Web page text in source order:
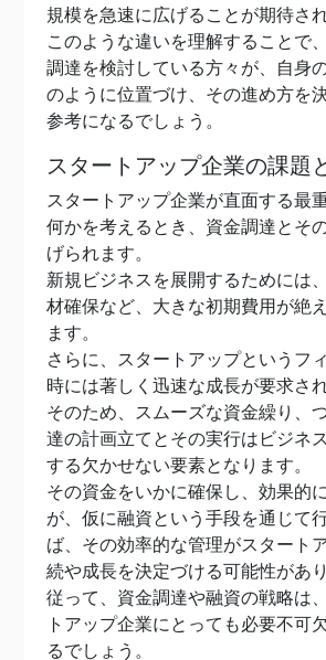
規模を急速に広げることが期待され
このような違いを理解することで
調達を検討している方々が、自身
のように位置づけ、その進め方を
参考になるでしょう。
スタートアップ企業の課題
スタートアップ企業が直面する最
何かを考えるとき、資金調達とそ
げられます。
新規ビジネスを展開するためには
材確保など、大きな初期費用が絶
ます。
さらに、スタートアップというフ
時には著しく迅速な成長が要求され
そのため、スムーズな資金繰り、
達の計画立てとその実行はビジネ
する欠かせない要素となります。
その資金をいかに確保し、効果的
が、仮に融資という手段を通じて
ば、その効率的な管理がスタート
続や成長を決定づける可能性があり
従って、資金調達や融資の戦略は
トアップ企業にとっても必要不可
るでしょう。